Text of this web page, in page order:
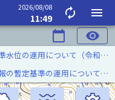
2026/08/08
11:49 autorenew
menu
calendar_today visibility
令和８年熊本地震に伴う水防警報の暫定基準水位の運用について（令和８年８月７日）
「令和８年熊本地震」に伴う球磨川洪水予報の暫定基準の運用について（令和８年８月５日）